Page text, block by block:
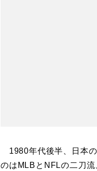
1980年代後半、日本
のはMLBとNFLの二刀